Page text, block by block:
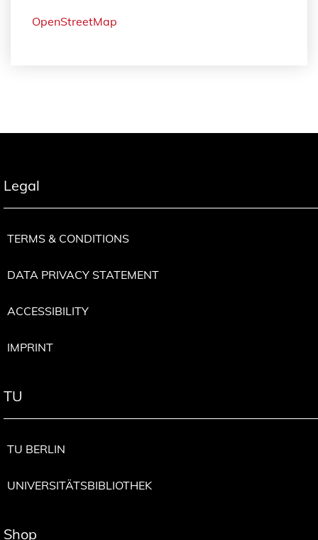
OpenStreetMap
Legal
TERMS & CONDITIONS
DATA PRIVACY STATEMENT
ACCESSIBILITY
IMPRINT
TU
TU BERLIN
UNIVERSITÄTSBIBLIOTHEK
Shop